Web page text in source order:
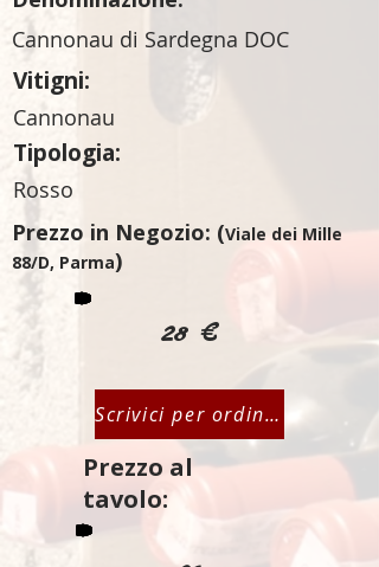
Cannonau di Sardegna DOC
Vitigni:
Cannonau
Tipologia:
Rosso
Prezzo in Negozio: (Viale dei Mille
88/D, Parma)
28 €
Scrivici per ordinare
Prezzo al
tavolo: